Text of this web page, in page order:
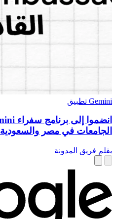
Gemini تطبيق
الجامعات في مصر والسعودية
بقلم فريق المدونة